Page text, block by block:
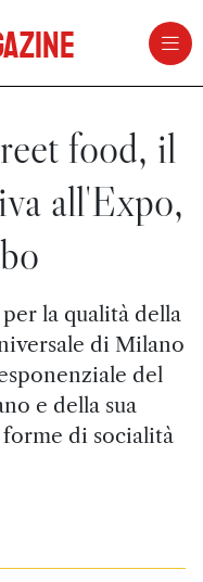
food, il
all'Expo,
la qualità della
di Milano
del
e della sua
di socialità